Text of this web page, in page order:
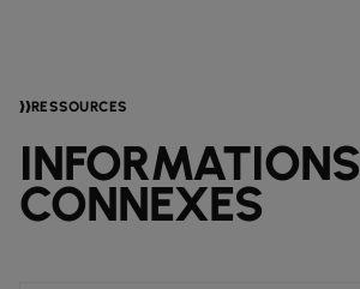
RESSOURCES
INFORMATIONS
CONNEXES